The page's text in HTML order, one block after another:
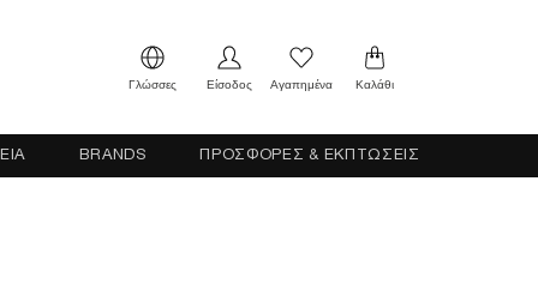
Γλώσσες Είσοδος Αγαπημένα Καλάθι
BRANDS ΠΡΟΣΦΟΡΕΣ & ΕΚΠΤΩΣΕΙΣ